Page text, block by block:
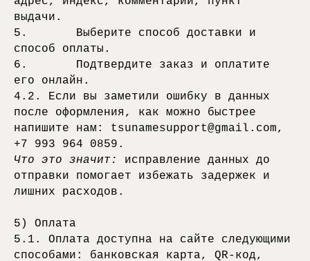
выдачи.
5. Выберите способ доставки и
способ оплаты.
6. Подтвердите заказ и оплатите
его онлайн.
4.2. Если вы заметили ошибку в данных
после оформления, как можно быстрее
напишите нам: tsunamesupport@gmail.com,
+7 993 964 0859.
Что это значит: исправление данных до
отправки помогает избежать задержек и
лишних расходов.
5) Оплата
5.1. Оплата доступна на сайте следующими
способами: банковская карта, QR-код,